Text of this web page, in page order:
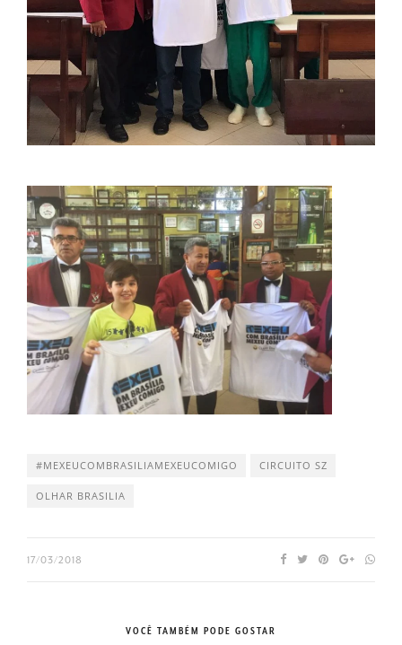
#MEXEUCOMBRASILIAMEXEUCOMIGO CIRCUITO SZ
OLHAR BRASILIA
17/03/2018
VOCÊ TAMBÉM PODE GOSTAR